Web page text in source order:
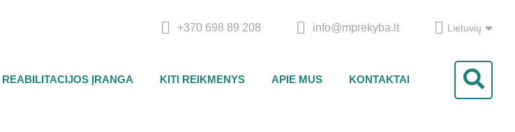
+370 698 89 208 info@mprekyba.lt Lietuvių
REABILITACIJOS ĮRANGA KITI REIKMENYS APIE MUS KONTAKTAI